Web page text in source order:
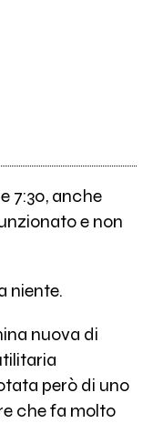
7:30, anche
e non
niente.
nuova di
però di uno
che fa molto